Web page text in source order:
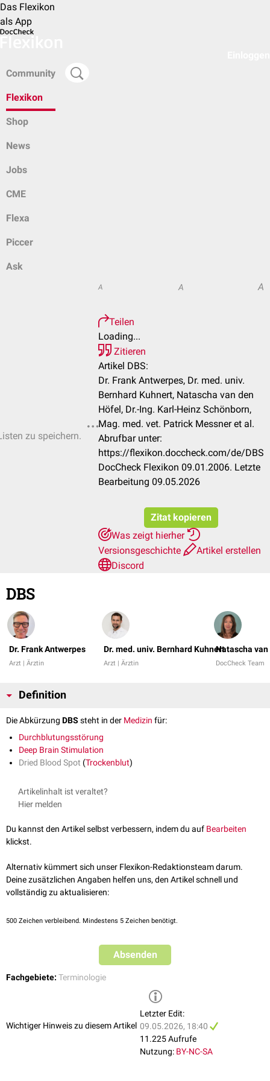
Das Flexikon
als App
Community
Flexikon
Shop
News
Jobs
CME
Flexa
Piccer
Ask
zu speichern.
A A A
Teilen
Loading...
Zitieren
Artikel DBS:
Dr. Frank Antwerpes, Dr. med. univ.
Bernhard Kuhnert, Natascha van den
Höfel, Dr.-Ing. Karl-Heinz Schönborn,
Mag. med. vet. Patrick Messner et al.
Abrufbar unter:
https://flexikon.doccheck.com/de/DBS
DocCheck Flexikon 09.01.2006. Letzte
Bearbeitung 09.05.2026
Zitat kopieren
Was zeigt hierher
Versionsgeschichte
Artikel erstellen
Discord
DBS
Dr. Frank Antwerpes
Arzt | Ärztin
Dr. med. univ. Bernhard Kuhnert
Arzt | Ärztin
Natascha
DocCheck Team
Definition
Die Abkürzung DBS steht in der Medizin für:
Durchblutungsstörung
Deep Brain Stimulation
Dried Blood Spot (Trockenblut)
Artikelinhalt ist veraltet?
Hier melden
Du kannst den Artikel selbst verbessern, indem du auf Bearbeiten
klickst.
Alternativ kümmert sich unser Flexikon-Redaktionsteam darum.
Deine zusätzlichen Angaben helfen uns, den Artikel schnell und
vollständig zu aktualisieren:
500 Zeichen verbleibend. Mindestens 5 Zeichen benötigt.
Absenden
Fachgebiete: Terminologie
Wichtiger Hinweis zu diesem Artikel
Letzter Edit:
09.05.2026, 18:40
11.225 Aufrufe
Nutzung: BY-NC-SA